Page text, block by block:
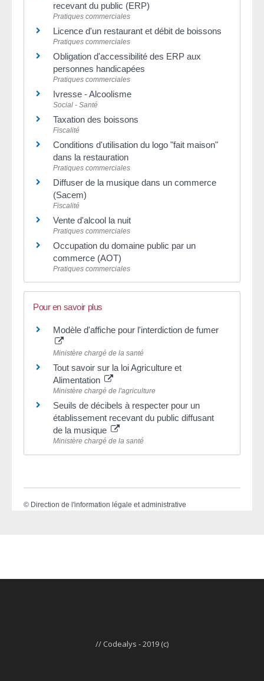
recevant du public (ERP)
Pratiques commerciales
Licence d'un restaurant et débit de boissons
Pratiques commerciales
Obligation d'accessibilité des ERP aux
personnes handicapées
Pratiques commerciales
Ivresse - Alcoolisme
Social - Santé
Taxation des boissons
Fiscalité
Conditions d'utilisation du logo "fait maison"
dans la restauration
Pratiques commerciales
Diffuser de la musique dans un commerce
(Sacem)
Fiscalité
Vente d'alcool la nuit
Pratiques commerciales
Occupation du domaine public par un
commerce (AOT)
Pratiques commerciales
Pour en savoir plus
Modèle d'affiche pour l'interdiction de fumer
Ministère chargé de la santé
Tout savoir sur la loi Agriculture et
Alimentation
Ministère chargé de l'agriculture
Seuils de décibels à respecter pour un
établissement recevant du public diffusant
de la musique
Ministère chargé de la santé
© Direction de l'information légale et administrative
// Codealys - 2019 (c)